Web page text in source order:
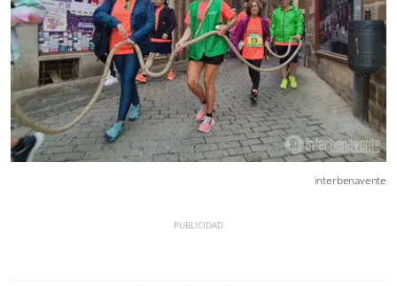
interbenavente